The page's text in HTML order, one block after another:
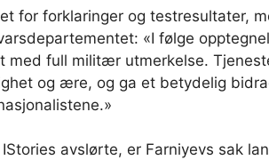
for forklaringer og testresultater,
«I følge
med full militær utmerkelse.
og ære, og ga et betydelig
avslørte, er Farniyevs sak